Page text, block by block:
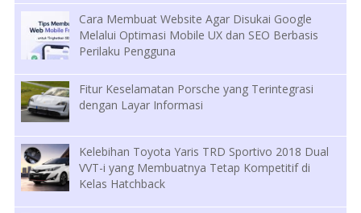
Cara Membuat Website Agar Disukai Google
Melalui Optimasi Mobile UX dan SEO Berbasis
Perilaku Pengguna
Fitur Keselamatan Porsche yang Terintegrasi
dengan Layar Informasi
Kelebihan Toyota Yaris TRD Sportivo 2018 Dual
VVT-i yang Membuatnya Tetap Kompetitif di
Kelas Hatchback